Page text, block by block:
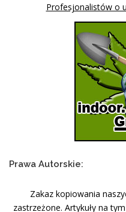
Profesjonalistów o
Prawa Autorskie:
Zakaz kopiowania
zastrzeżone. Artykuły na